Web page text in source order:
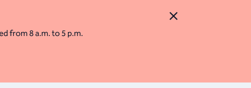
Close Alert
from 8 a.m. to 5 p.m.